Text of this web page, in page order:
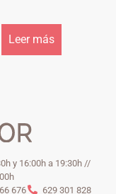
Leer más
y 16:00h a 19:30h //
676 629 301 828